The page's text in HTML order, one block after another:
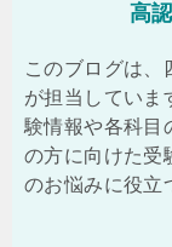
高
このブログは、
が担当していま
験情報や各科目
の方に向けた受
のお悩みに役立